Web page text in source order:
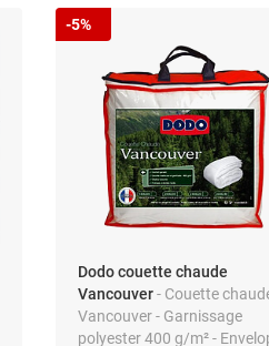
Dodo couette chaude
Vancouver- Couette
Vancouver - Garnissage
polyester 400 g/m² -
-5%